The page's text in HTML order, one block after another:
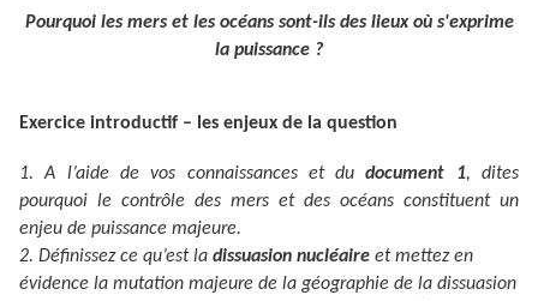
Pourquoi les mers et les océans sont-ils des lieux où s'exprime
la puissance ?
Exercice introductif – les enjeux de la question
1. A l’aide de vos connaissances et dudocument 1, dites
pourquoi le contrôle des mers et des océans constituent un
enjeu de puissance majeure.
2. Définissez ce qu’est la dissuasion nucléaire et mettez en
évidence la mutation majeure de la géographie de la dissuasion